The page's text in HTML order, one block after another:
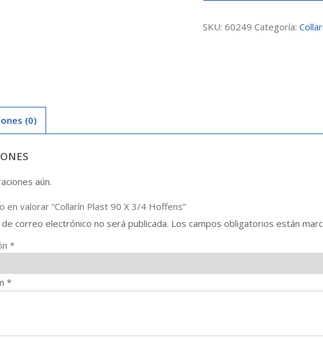
3/4
SKU:60249 Categoría:
(0)
aún.
en valorar “Collarín Plast 90 X 3/4 Hoffens”
correo electrónico no será publicada. Los campos obligatorios están
*
*